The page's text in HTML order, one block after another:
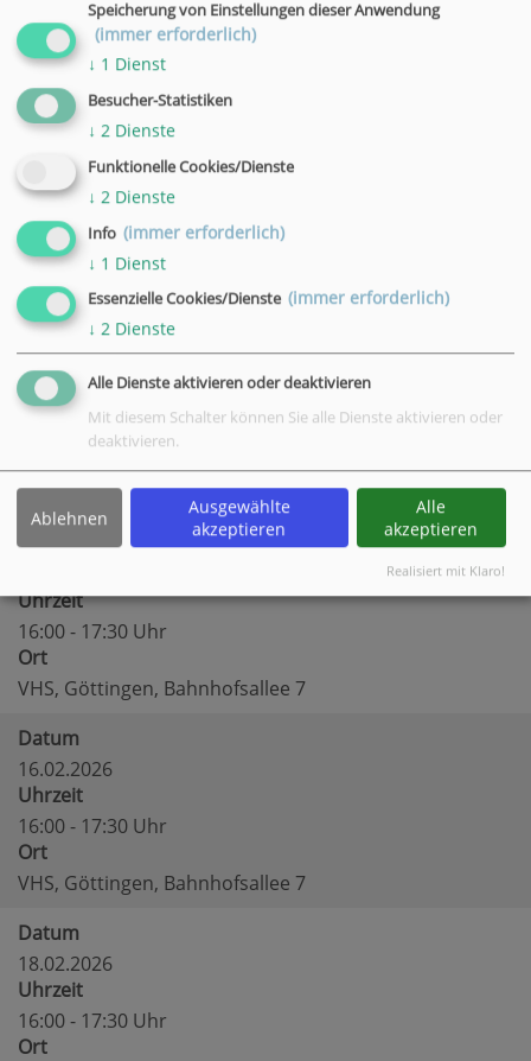
Uhrzeit
16:00 - 17:30 Uhr
Ort
VHS, Göttingen, Bahnhofsallee 7
04.02.2026
16:00 - 17:30 Uhr
Ort
VHS, Göttingen, Bahnhofsallee 7
Datum
09.02.2026
Uhrzeit
16:00 - 17:30 Uhr
VHS, Göttingen, Bahnhofsallee 7
Datum
Uhrzeit
16:00 - 17:30 Uhr
Ort
VHS, Göttingen, Bahnhofsallee 7
Datum
16.02.2026
Uhrzeit
16:00 - 17:30 Uhr
Ort
VHS, Göttingen, Bahnhofsallee 7
Datum
18.02.2026
Uhrzeit
16:00 - 17:30 Uhr
Ort
Speicherung von Einstellungen dieser Anwendung
(immer erforderlich)
↓ 1 Dienst
Besucher-Statistiken
↓ 2 Dienste
Funktionelle Cookies/Dienste
↓ 2 Dienste
Info (immer erforderlich)
↓ 1 Dienst
Essenzielle Cookies/Dienste (immer erforderlich)
↓ 2 Dienste
Alle Dienste aktivieren oder deaktivieren
Mit diesem Schalter können Sie alle Dienste aktivieren oder
deaktivieren.
Ablehnen
Ausgewählte
akzeptieren
Alle
akzeptieren
Realisiert mit Klaro!